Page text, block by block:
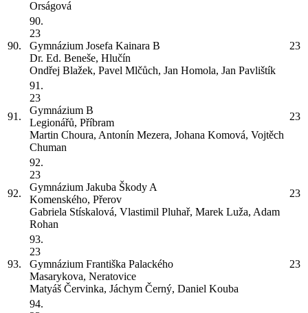
Orságová
90.
90.
23
Gymnázium Josefa Kainara B
Dr. Ed. Beneše, Hlučín
Ondřej Blažek, Pavel Mlčůch, Jan Homola, Jan Pavlištík
23
91.
91.
23
Gymnázium B
Legionářů, Příbram
Martin Choura, Antonín Mezera, Johana Komová, Vojtěch
Chuman
23
92.
92.
23
Gymnázium Jakuba Škody A
Komenského, Přerov
Gabriela Stískalová, Vlastimil Pluhař, Marek Luža, Adam
Rohan
23
93.
93.
23
Gymnázium Františka Palackého
Masarykova, Neratovice
Matyáš Červinka, Jáchym Černý, Daniel Kouba
23
94.